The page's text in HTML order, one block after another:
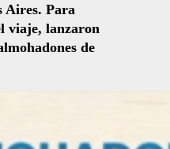
Aires. Para
viaje, lanzaron
de